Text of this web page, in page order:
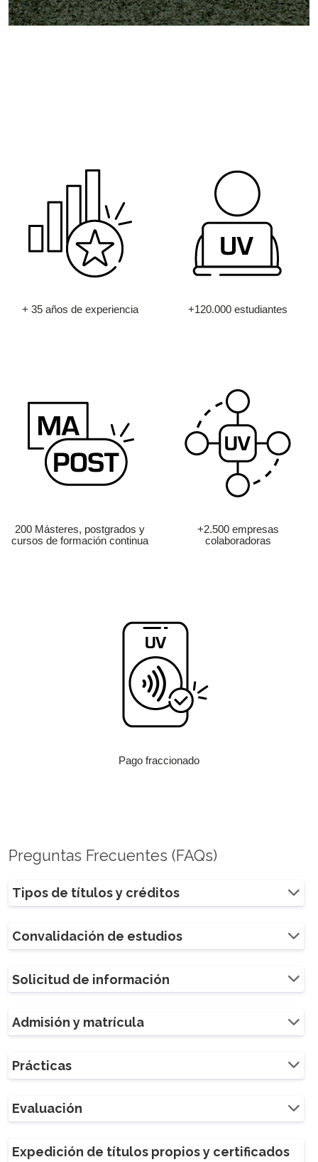
+ 35 años de experiencia +120.000 estudiantes
200 Másteres, postgrados y
cursos de formación continua
+2.500 empresas
colaboradoras
Pago fraccionado
Preguntas Frecuentes (FAQs)
Tipos de títulos y créditos
Convalidación de estudios
Solicitud de información
Admisión y matrícula
Prácticas
Evaluación
Expedición de títulos propios y certificados